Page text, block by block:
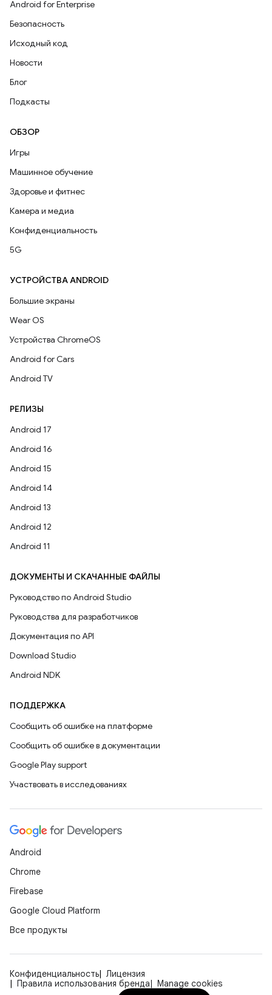
Android for Enterprise
Безопасность
Исходный код
Новости
Блог
Подкасты
ОБЗОР
Игры
Машинное обучение
Здоровье и фитнес
Камера и медиа
Конфиденциальность
5G
УСТРОЙСТВА ANDROID
Большие экраны
Wear OS
Устройства ChromeOS
Android for Cars
Android TV
РЕЛИЗЫ
Android 17
Android 16
Android 15
Android 14
Android 13
Android 12
Android 11
ДОКУМЕНТЫ И СКАЧАННЫЕ ФАЙЛЫ
Руководство по Android Studio
Руководства для разработчиков
Документация по API
Download Studio
Android NDK
ПОДДЕРЖКА
Сообщить об ошибке на платформе
Сообщить об ошибке в документации
Google Play support
Участвовать в исследованиях
Android
Chrome
Firebase
Google Cloud Platform
Все продукты
Конфиденциальность
Лицензия
Правила использования бренда
Manage cookies